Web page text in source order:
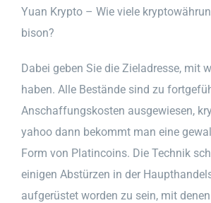
Yuan Krypto – Wie viele
bison?
Dabei geben Sie die Zieladresse, mit
haben. Alle Bestände sind zu
Anschaffungskosten ausgewiesen,
yahoo dann bekommt man eine
Form von Platincoins. Die Technik
einigen Abstürzen in der
aufgerüstet worden zu sein, mit